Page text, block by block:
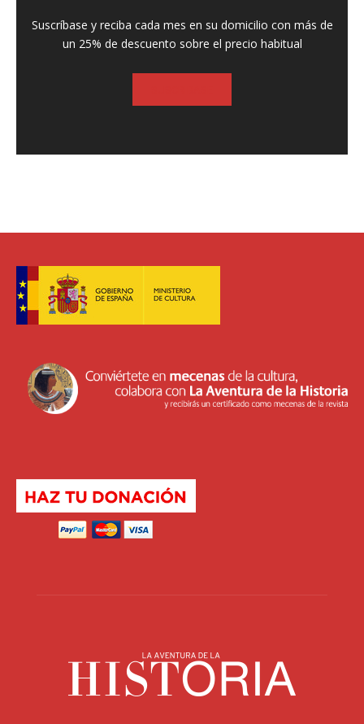
Suscríbase y reciba cada mes en su domicilio con más de
un 25% de descuento sobre el precio habitual